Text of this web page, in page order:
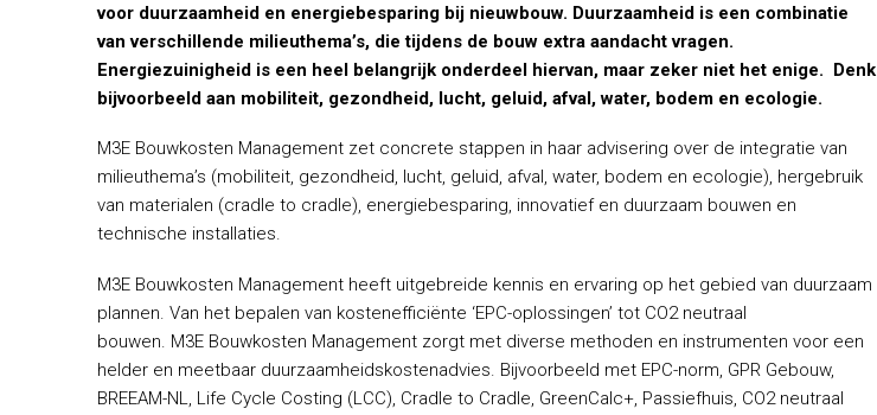
voor duurzaamheid en energiebesparing bij nieuwbouw. Duurzaamheid is een combinatie
van verschillende milieuthema’s, die tijdens de bouw extra aandacht vragen.
Energiezuinigheid is een heel belangrijk onderdeel hiervan, maar zeker niet het enige. Denk
bijvoorbeeld aan mobiliteit, gezondheid, lucht, geluid, afval, water, bodem en ecologie.
M3E Bouwkosten Management zet concrete stappen in haar advisering over de integratie van
milieuthema’s (mobiliteit, gezondheid, lucht, geluid, afval, water, bodem en ecologie), hergebruik
van materialen (cradle to cradle), energiebesparing, innovatief en duurzaam bouwen en
technische installaties.
M3E Bouwkosten Management heeft uitgebreide kennis en ervaring op het gebied van duurzaam
plannen. Van het bepalen van kostenefficiënte ‘EPC-oplossingen’ tot CO2 neutraal
bouwen. M3E Bouwkosten Management zorgt met diverse methoden en instrumenten voor een
helder en meetbaar duurzaamheidskostenadvies. Bijvoorbeeld met EPC-norm, GPR Gebouw,
BREEAM-NL, Life Cycle Costing (LCC), Cradle to Cradle, GreenCalc+, Passiefhuis, CO2 neutraal